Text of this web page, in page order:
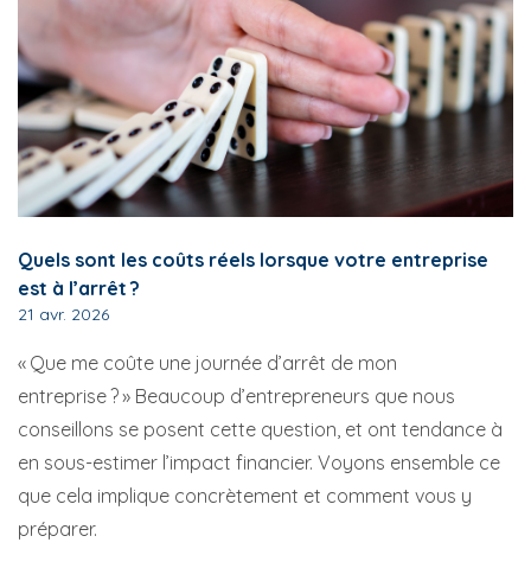
Quels sont les coûts réels lorsque votre entreprise
est à l’arrêt ?
21 avr. 2026
« Que me coûte une journée d’arrêt de mon
entreprise ? » Beaucoup d’entrepreneurs que nous
conseillons se posent cette question, et ont tendance à
en sous-estimer l’impact financier. Voyons ensemble ce
que cela implique concrètement et comment vous y
préparer.